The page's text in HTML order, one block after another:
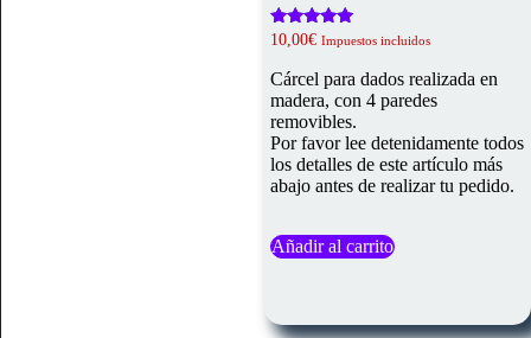
Valorado
5.00
de 5
10,00€ Impuestos incluidos
Cárcel para dados realizada en
madera, con 4 paredes
removibles.
Por favor lee detenidamente todos
los detalles de este artículo más
abajo antes de realizar tu pedido.
Añadir al carrito